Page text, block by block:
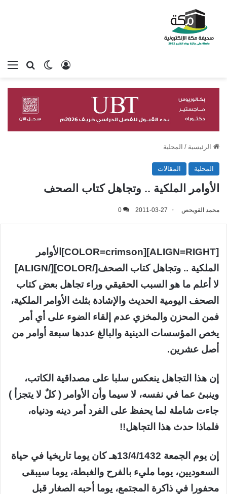
بحثالوضع
تسجيل الدخول
الرئيسية / المحلية
المحلية المقالات
الأوامر الملكية .. وتجاهل كتاب الصحف
محمد القويحص 2011-03-27
0
[ALIGN=RIGHT][COLOR=crimson]الأوامر
الملكية .. وتجاهل كتاب الصحف[/COLOR][/ALIGN]
لا أعلم ما هو السبب الحقيقي وراء تجاهل بعض كتاب
الصحف اليومية الحديث والإشادة بثلث الأوامر الملكية،
فمن المحزن والمخزي عدم إلقاء الضوء على أي أمر
يخص المؤسسات الدينية والبالغ عددها سبعة أوامر من
أصل عشرين.
إن هذا التجاهل ينعكس سلبا على مصداقية الكاتب،
وينبئ عما في نفسه، لا سيما وأن الأوامر ( كلٌ لا يتجزأ )
جاءت شاملة لما يحفظ على الفرد أمر دينه ودنياه،
فلماذا حدث هذا التجاهل!!
إن يوم الجمعة 13/4/1432هـ كان يوما تاريخيا في حياة
السعوديين، يوما مليء بالفرح والغبطة، يوما سيبقى
محفورا في ذاكرة المجتمع، يوما أحبه الصغار قبل